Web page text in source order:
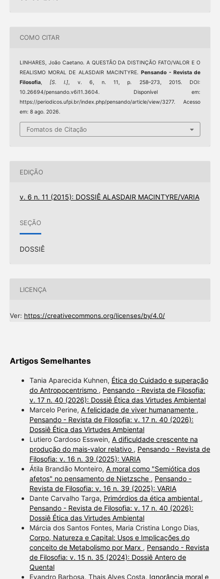
COMO CITAR
LINHARES, João Caetano. A QUESTÃO DA DISTINÇÃO FATO/VALOR E O
REALISMO MORAL DE ALASDAIR MACINTYRE.Pensando - Revista de
Filosofia,[S. l.], v. 6, n. 11, p. 258–273, 2015. DOI:
10.26694/pensando.v6i11.3604. Disponível em:
https://periodicos.ufpi.br/index.php/pensando/article/view/3277. Acesso
em: 8 ago. 2026.
Fomatos de Citação
EDIÇÃO
v. 6 n. 11 (2015): DOSSIÊ ALASDAIR MACINTYRE/VARIA
SEÇÃO
DOSSIÊ
LICENÇA
Ver: https://creativecommons.org/licenses/by/4.0/
Artigos Semelhantes
Tania Aparecida Kuhnen, Ética do Cuidado e superação
do Antropocentrismo , Pensando - Revista de Filosofia:
v. 17 n. 40 (2026): Dossiê Ética das Virtudes Ambiental
Marcelo Perine, A felicidade de viver humanamente ,
Pensando - Revista de Filosofia: v. 17 n. 40 (2026):
Dossiê Ética das Virtudes Ambiental
Lutiero Cardoso Esswein, A dificuldade crescente na
produção do mais-valor relativo , Pensando - Revista de
Filosofia: v. 16 n. 39 (2025): VARIA
Átila Brandão Monteiro, A moral como "Semiótica dos
afetos" no pensamento de Nietzsche , Pensando -
Revista de Filosofia: v. 16 n. 39 (2025): VARIA
Dante Carvalho Targa, Primórdios da ética ambiental ,
Pensando - Revista de Filosofia: v. 17 n. 40 (2026):
Dossiê Ética das Virtudes Ambiental
Márcia dos Santos Fontes, Maria Cristina Longo Dias,
Corpo, Natureza e Capital: Usos e Implicações do
conceito de Metabolismo por Marx , Pensando - Revista
de Filosofia: v. 15 n. 35 (2024): Dossiê Antero de
Quental
Evandro Barbosa, Thais Alves Costa, Ignorância moral e